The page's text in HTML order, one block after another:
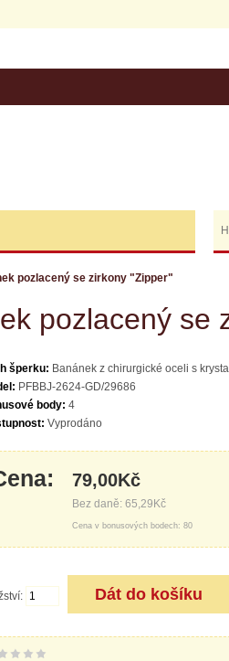
pozlacený se zirkony "Zipper"
pozlacený se
šperku: Banánek z chirurgické oceli s
PFBBJ-2624-GD/29686
body: 4
Vyprodáno
79,00Kč
Bez daně: 65,29Kč
Cena v bonusových bodech: 80